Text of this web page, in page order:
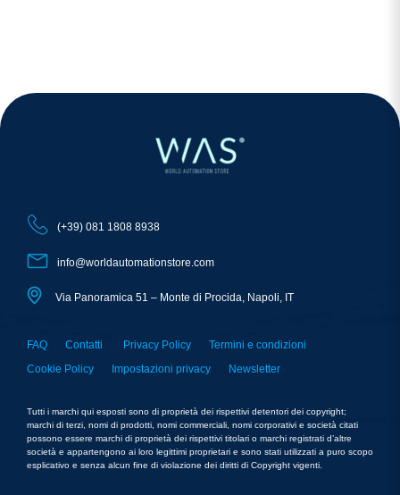
(+39) 081 1808 8938
info@worldautomationstore.com
Via Panoramica 51 – Monte di Procida, Napoli, IT
FAQ Contatti Privacy Policy
Termini e condizioni
Cookie Policy
Impostazioni privacy Newsletter
Tutti i marchi qui esposti sono di proprietà dei rispettivi detentori dei copyright;
marchi di terzi, nomi di prodotti, nomi commerciali, nomi corporativi e società citati
possono essere marchi di proprietà dei rispettivi titolari o marchi registrati d’altre
società e appartengono ai loro legittimi proprietari e sono stati utilizzati a puro scopo
esplicativo e senza alcun fine di violazione dei diritti di Copyright vigenti.